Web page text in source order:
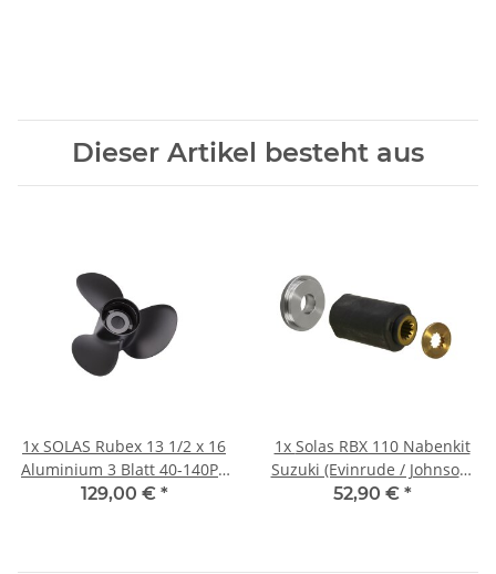
Dieser Artikel besteht aus
1x SOLAS Rubex 13 1/2 x 16
Aluminium 3 Blatt 40-140PS
4 1/4" Getriebe
129,00 € *
1x Solas RBX 110 Nabenkit
Suzuki (Evinrude / Johnson)
60-140 PS
52,90 € *